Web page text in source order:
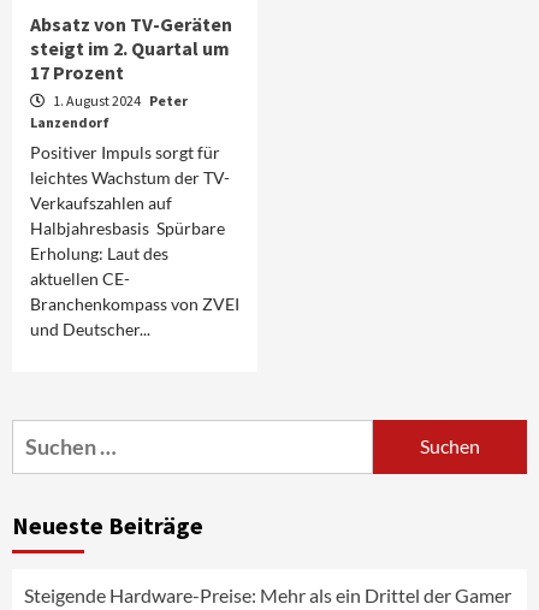
Absatz von TV-Geräten
steigt im 2. Quartal um
17 Prozent
1. August 2024 Peter
Lanzendorf
Positiver Impuls sorgt für
leichtes Wachstum der TV-
Verkaufszahlen auf
Halbjahresbasis Spürbare
Erholung: Laut des
aktuellen CE-
Branchenkompass von ZVEI
und Deutscher...
Suchen
nach:
Neueste Beiträge
Steigende Hardware-Preise: Mehr als ein Drittel der Gamer
Aktuell
4
News aus dem Internet
Fernsehgeräte